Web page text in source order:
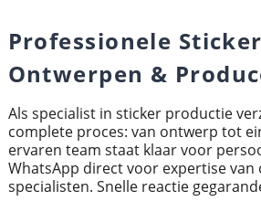
Professionele
Ontwerpen &
Als specialist in sticker productie
complete proces: van ontwerp tot
ervaren team staat klaar voor
WhatsApp direct voor expertise van
specialisten. Snelle reactie